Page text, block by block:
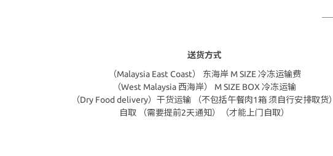
送货方式
（Malaysia East Coast） 东海岸 M SIZE 冷冻运输费
（West Malaysia 西海岸） M SIZE BOX 冷冻运输
（Dry Food delivery）干货运输 （不包括午餐肉1箱 须自行安排取货）
自取 （需要提前2天通知）（才能上门自取）